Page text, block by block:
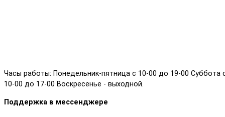
Часы работы: Понедельник-пятница с 10-00 до 19-00 Суббота
10-00 до 17-00 Воскресенье - выходной.
Поддержка в мессенджере